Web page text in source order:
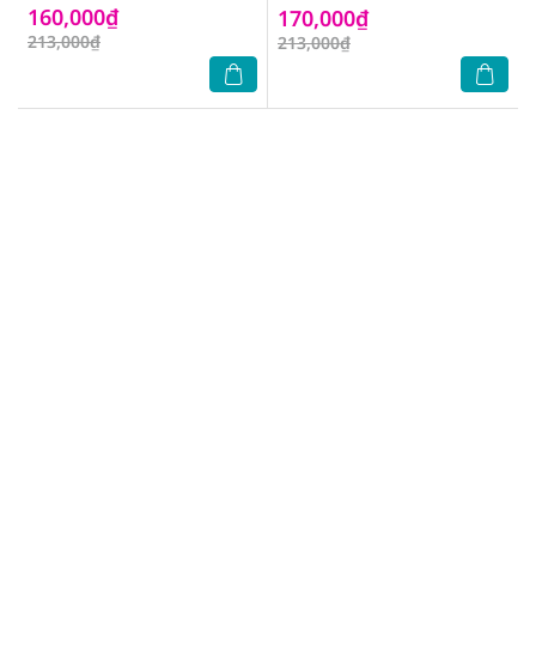
160,000₫
213,000₫
170,000₫
213,000₫